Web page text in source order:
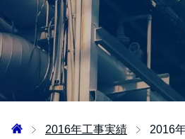
2016年工事実績